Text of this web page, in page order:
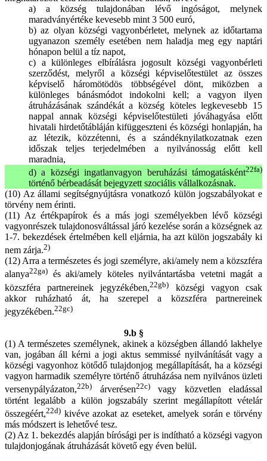
a) a község tulajdonában lévő ingóságot, melynek
maradványértéke kevesebb mint 3 500 euró,
b) az olyan községi vagyonbérletet, melynek az időtartama
ugyanazon személy esetében nem haladja meg egy naptári
hónapon belül a tíz napot,
c) a különleges elbírálásra jogosult községi vagyonbérleti
szerződést, melyről a községi képviselőtestület az összes
képviselő háromötödös többségével dönt, miközben a
különleges bánásmódot indokolni kell; a vagyon ilyen
átruházásának szándékát a község köteles legkevesebb 15
nappal annak községi képviselőtestületi jóváhagyása előtt
hivatali hirdetőtábláján kifüggeszteni és községi honlapján, ha
az létezik, közzétenni, és a szándéknyilatkozatnak ezen
időszak teljes terjedelmében a nyilvánosság előtt kell
maradnia,
d) a községi ingatlanvagyon beruházási támogatásként22fa)
történő bérbeadását bejegyzett szociális vállalkozásnak.
(10) Az állami segítségnyújtásra vonatkozó külön jogszabályokat e
törvény nem érinti.
(11) Az értékpapírok és a más jogi személyekben lévő községi
vagyonrészek tulajdonosváltással járó kezelése során a községnek az
1-7. bekezdések értelmében kell eljárnia, ha azt külön jogszabály ki
nem zárja.2)
(12) Arra a természetes és jogi személyre, aki/amely nem a közszféra
alanya22ga) és aki/amely köteles nyilvántartásba vetetni magát a
közszféra partnereinek jegyzékében,22gb) községi vagyon csak
akkor ruházható át, ha szerepel a közszféra partnereinek
jegyzékében.22gc)
9.b §
(1) A természetes személynek, akinek a községben állandó lakhelye
van, jogában áll kérni a jogi aktus semmissé nyilvánítását vagy a
községi vagyonhoz kötődő tulajdonjog megállapítását, ha a községi
vagyon harmadik személyre történő átruházása nem nyilvános üzleti
versenypályázaton,22b) árverésen22c)vagy közvetlen eladással
történt legalább a külön jogszabály szerint megállapított vételár
összegéért,22d) kivéve azokat az eseteket, amelyek során e törvény
más módszert is lehetővé tesz.
(2) Az 1. bekezdés alapján bírósági per is indítható a községi vagyon
tulajdonjogának átruházását követő egy éven belül.